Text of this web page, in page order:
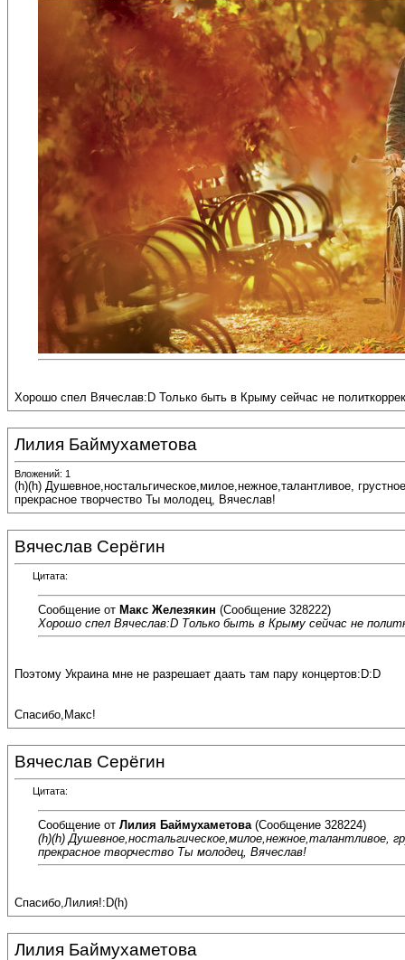
Хорошо спел Вячеслав:D Только быть в Крыму сейчас не
Лилия Баймухаметова
Вложений: 1
(h)(h) Душевное,ностальгическое,милое,нежное,талантливое,
прекрасное творчество Ты молодец, Вячеслав!
Вячеслав Серёгин
Цитата:
Сообщение от Макс Железякин (Сообщение 328222)
Хорошо спел Вячеслав:D Только быть в Крыму сейчас не
Поэтому Украина мне не разрешает даать там пару концертов:D:D
Спасибо,Макс!
Вячеслав Серёгин
Цитата:
Сообщение от Лилия Баймухаметова (Сообщение 328224)
(h)(h) Душевное,ностальгическое,милое,нежное,талантливое,
прекрасное творчество Ты молодец, Вячеслав!
Спасибо,Лилия!:D(h)
Лилия Баймухаметова